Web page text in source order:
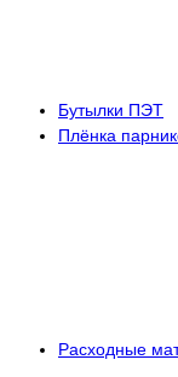
Бутылки ПЭТ
Плёнка
Расходные